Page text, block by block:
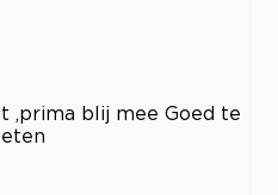
,prima blij mee Goed te